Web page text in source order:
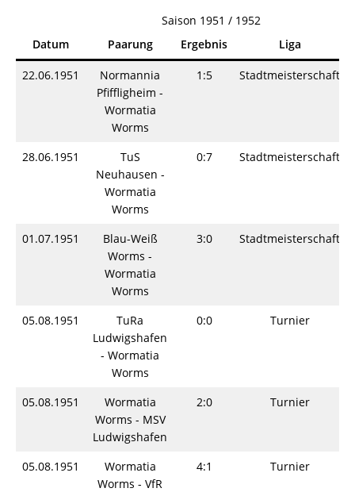
Saison 1951 / 1952
Datum
Paarung Ergebnis Liga
22.06.1951
Normannia
Pfiffligheim -
Wormatia
Worms
1:5 Stadtmeisterschaft
28.06.1951
TuS
Neuhausen -
Wormatia
Worms
0:7 Stadtmeisterschaft
01.07.1951
Blau-Weiß
Worms -
Wormatia
Worms
3:0 Stadtmeisterschaft
05.08.1951
TuRa
Ludwigshafen
- Wormatia
Worms
0:0 Turnier
05.08.1951
Wormatia
Worms - MSV
Ludwigshafen
2:0 Turnier
05.08.1951
Wormatia
Worms - VfR
4:1 Turnier